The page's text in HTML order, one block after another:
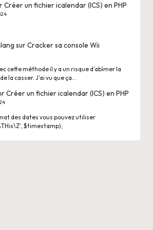
Créer un fichier icalendar (ICS) en PHP
surCracker sa console Wii
cette méthode il y a un risque d’abîmer la
la casser. J’ai vu que ça…
Créer un fichier icalendar (ICS) en PHP
des dates vous pouvez utiliser
$timestamp);